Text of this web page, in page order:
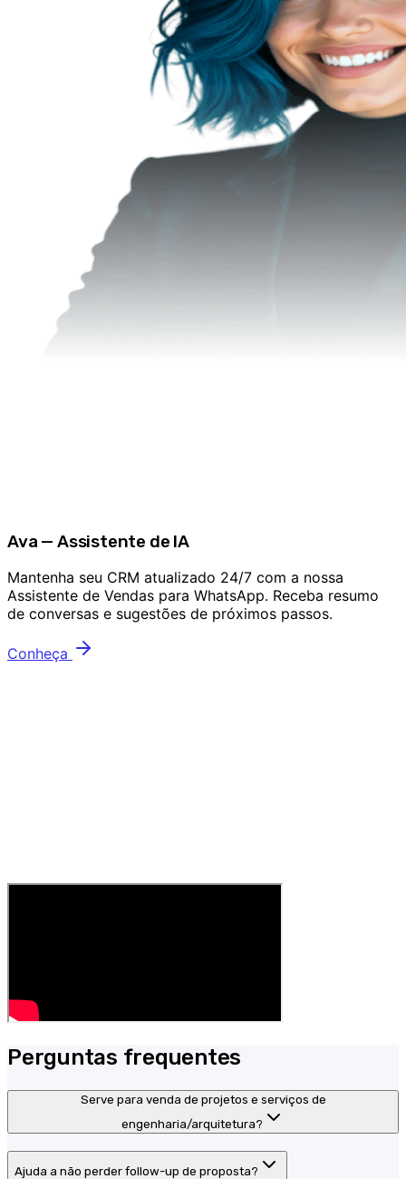
Ava — Assistente de IA
Mantenha seu CRM atualizado 24/7 com a nossa
Assistente de Vendas para WhatsApp. Receba resumo
de conversas e sugestões de próximos passos.
Conheça
Perguntas frequentes
Serve para venda de projetos e serviços de
engenharia/arquitetura?
Ajuda a não perder follow-up de proposta?